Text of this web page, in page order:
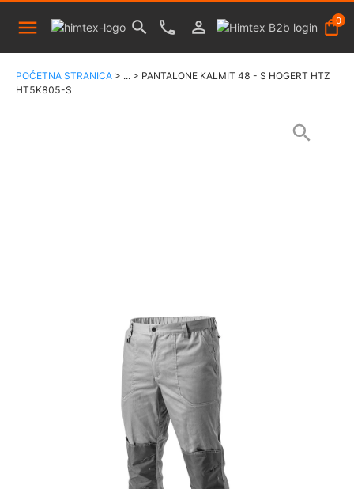
0
POČETNA STRANICA > ... > PANTALONE KALMIT 48 - S HOGERT HTZ
HT5K805-S